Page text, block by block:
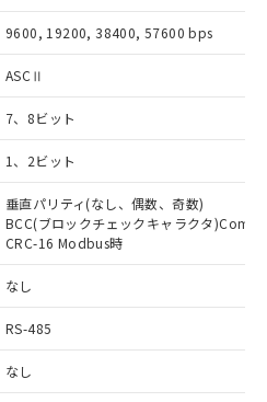
9600, 19200, 38400, 57600 bps
ASCⅡ
7、8ビット
1、2ビット
垂直パリティ(なし、偶数、奇数)
BCC(ブロックチェックキャラクタ
CRC-16 Modbus時
なし
RS-485
なし